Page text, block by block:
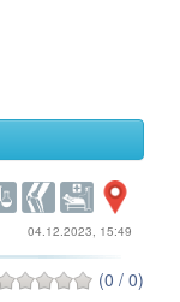
04.12.2023, 15:49
(0 / 0)